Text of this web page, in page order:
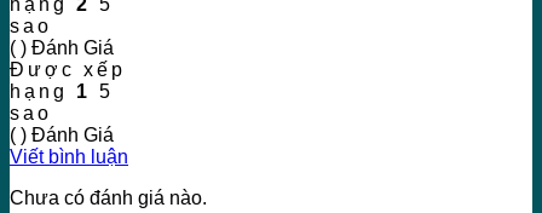
sao
( ) Đánh Giá
Được xếp
hạng 1 5
sao
( ) Đánh Giá
Viết bình luận
Chưa có đánh giá nào.